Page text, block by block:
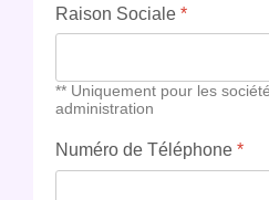
Raison Sociale *
** Uniquement pour les
administration
Numéro de Téléphone *